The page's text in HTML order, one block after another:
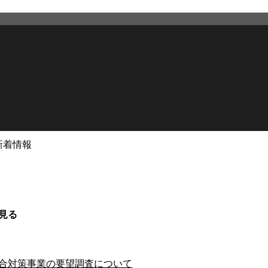
着情報
る
対策事業の要望調査について